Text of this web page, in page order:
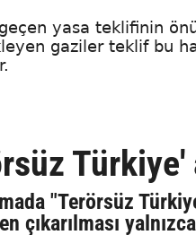
yasa teklifinin
gaziler teklif bu
Türkiye'
"Terörsüz
çıkarılması